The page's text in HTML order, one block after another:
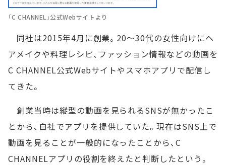
「C CHANNEL」公式Webサイトより
同社は2015年4月に創業。20～30代の女性向けにヘ
アメイクや料理レシピ、ファッション情報などの動画を
C CHANNEL公式Webサイトやスマホアプリで配信し
てきた。
創業当時は縦型の動画を見られるSNSが無かったこ
とから、自社でアプリを提供していた。現在はSNS上で
動画を見ることが一般的になったことから、C
CHANNELアプリの役割を終えたと判断したという。